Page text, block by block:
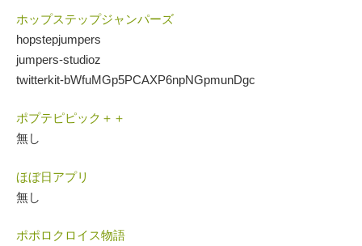
ホップステップジャンパーズ
hopstepjumpers
jumpers-studioz
twitterkit-bWfuMGp5PCAXP6npNGpmunDgc
ポプテピピック＋＋
無し
ほぼ日アプリ
無し
ポポロクロイス物語